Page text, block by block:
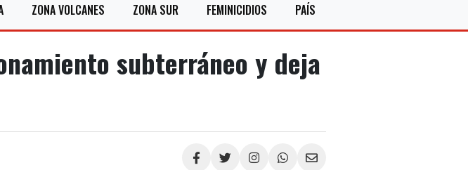
ZONA VOLCANES ZONA SUR FEMINICIDIOS PAÍS
subterráneo y deja
Compartir